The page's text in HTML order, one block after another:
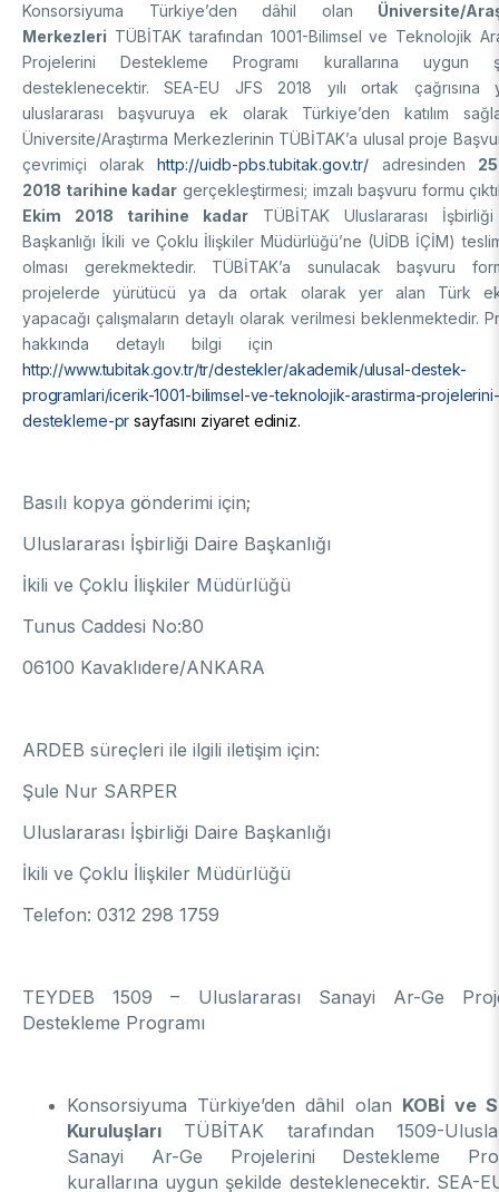
Konsorsiyuma Türkiye’den dâhil olan Üniversite/
Merkezleri TÜBİTAK tarafından 1001-Bilimsel ve Teknolojik
Projelerini Destekleme Programı kurallarına uygun
desteklenecektir. SEA-EU JFS 2018 yılı ortak çağrısına
uluslararası başvuruya ek olarak Türkiye’den katılım
Üniversite/Araştırma Merkezlerinin TÜBİTAK’a ulusal proje
çevrimiçi olarakhttp://uidb-pbs.tubitak.gov.tr/ adresinden
2018 tarihine kadar gerçekleştirmesi; imzalı başvuru formu
Ekim 2018 tarihine kadar TÜBİTAK Uluslararası
Başkanlığı İkili ve Çoklu İlişkiler Müdürlüğü’ne (UİDB İÇİM)
olması gerekmektedir. TÜBİTAK’a sunulacak başvuru
projelerde yürütücü ya da ortak olarak yer alan Türk
yapacağı çalışmaların detaylı olarak verilmesi beklenmektedir.
hakkında detaylı bilgi
http://www.tubitak.gov.tr/tr/destekler/akademik/ulusal-destek-
programlari/icerik-1001-bilimsel-ve-teknolojik-arastirma-projelerini-
destekleme-pr sayfasını ziyaret ediniz.
Basılı kopya gönderimi için;
Uluslararası İşbirliği Daire Başkanlığı
İkili ve Çoklu İlişkiler Müdürlüğü
Tunus Caddesi No:80
06100 Kavaklıdere/ANKARA
ARDEB süreçleri ile ilgili iletişim için:
Şule Nur SARPER
Uluslararası İşbirliği Daire Başkanlığı
İkili ve Çoklu İlişkiler Müdürlüğü
Telefon: 0312 298 1759
TEYDEB 1509 – Uluslararası Sanayi Ar-Ge
Destekleme Programı
Konsorsiyuma Türkiye’den dâhil olan KOBİ ve
Kuruluşları TÜBİTAK tarafından 1509-
Sanayi Ar-Ge Projelerini Destekleme
kurallarına uygun şekilde desteklenecektir. SEA-